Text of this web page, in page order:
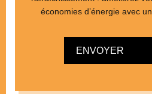
économies d’énergie avec
ENVOYER